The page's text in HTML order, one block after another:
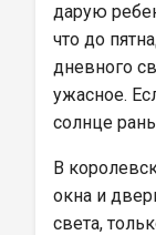
дарую
что до
дневного
ужасное.
солнце
В
окна и
света,